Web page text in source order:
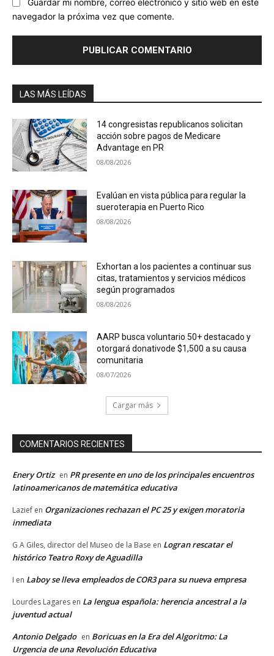
Guardar mi nombre, correo electrónico y sitio web en este
navegador la próxima vez que comente.
LAS MÁS LEÍDAS
14 congresistas republicanos solicitan
acción sobre pagos de Medicare
Advantage en PR
08/08/2026
Evalúan en vista pública para regular la
sueroterapia en Puerto Rico
08/08/2026
Exhortan a los pacientes a continuar sus
citas, tratamientos y servicios médicos
según programados
08/08/2026
AARP busca voluntario 50+ destacado y
otorgará donativode $1,500 a su causa
comunitaria
08/07/2026
Cargar más
COMENTARIOS RECIENTES
Enery Ortiz en PR presente en uno de los principales encuentros
latinoamericanos de matemática educativa
Lazief en Organizaciones rechazan el PC 25 y exigen moratoria
inmediata
G A Giles, director del Museo de la Base en Logran rescatar el
histórico Teatro Roxy de Aguadilla
I en Laboy se lleva empleados de COR3 para su nueva empresa
Lourdes Lagares en La lengua española: herencia ancestral a la
juventud actual
Antonio Delgado en Boricuas en la Era del Algoritmo: La
Urgencia de una Revolución Educativa